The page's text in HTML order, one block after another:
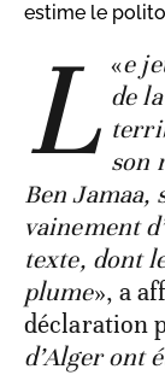
estime le
«
L
e
de
son
Ben Jamaa,
vainement
texte, dont
plume», a
déclaration
d’Alger ont